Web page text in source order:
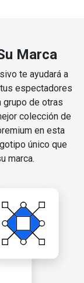
Marca
te ayudará a
espectadores
grupo de otras
colección de
en esta
único que
marca.